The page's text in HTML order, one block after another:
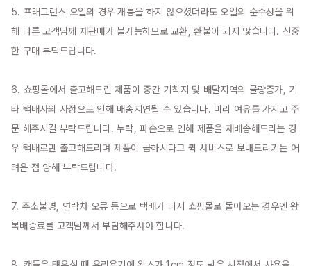
5. 프래그런스 오일의 경우 개봉을 하지 않으셨더라도 오일의 순수성을 위
해 다른 고객님께 재판매가 불가능하므로 교환, 환불이 되지 않습니다. 신중
한 구매 부탁드립니다.
6. 쇼핑몰에서 출고해드린 제품이 중간 기착지 및 배달지역의 물량증가, 기
타 택배사의 사정으로 인해 배송지연될 수 있습니다. 미리 여유를 가지고 주
문 해주시길 부탁드립니다. 누락, 파손으로 인해 제품을 재배송해드리는 경
우 택배로만 출고해드리며 제품이 급하시다고 퀵 서비스로 보내드리기는 어
려운 점 양해 부탁드립니다.
7. 주소불명, 연락처 오류 등으로 택배가 다시 쇼핑몰로 돌아오는 경우엔 왕
복배송료를 고객님께서 부담해주셔야 합니다.